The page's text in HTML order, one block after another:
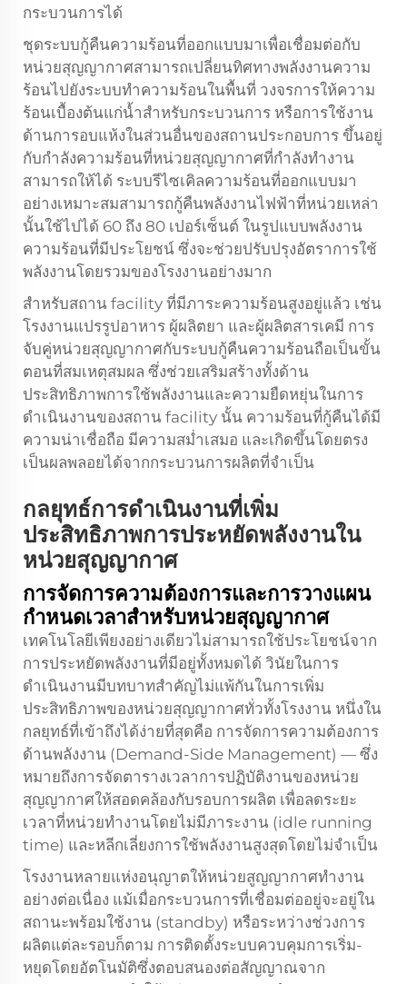
กระบวนการได้
ชุดระบบกู้คืนความร้อนที่ออกแบบมาเพื่อเชื่อมต่อกับ
หน่วยสุญญากาศสามารถเปลี่ยนทิศทางพลังงานความ
ร้อนไปยังระบบทำความร้อนในพื้นที่ วงจรการให้ความ
ร้อนเบื้องต้นแก่น้ำสำหรับกระบวนการ หรือการใช้งาน
ด้านการอบแห้งในส่วนอื่นของสถานประกอบการ ขึ้นอยู่
กับกำลังความร้อนที่หน่วยสุญญากาศที่กำลังทำงาน
สามารถให้ได้ ระบบรีไซเคิลความร้อนที่ออกแบบมา
อย่างเหมาะสมสามารถกู้คืนพลังงานไฟฟ้าที่หน่วยเหล่า
นั้นใช้ไปได้ 60 ถึง 80 เปอร์เซ็นต์ ในรูปแบบพลังงาน
ความร้อนที่มีประโยชน์ ซึ่งจะช่วยปรับปรุงอัตราการใช้
พลังงานโดยรวมของโรงงานอย่างมาก
สำหรับสถาน facility ที่มีภาระความร้อนสูงอยู่แล้ว เช่น
โรงงานแปรรูปอาหาร ผู้ผลิตยา และผู้ผลิตสารเคมี การ
จับคู่หน่วยสุญญากาศกับระบบกู้คืนความร้อนถือเป็นขั้น
ตอนที่สมเหตุสมผล ซึ่งช่วยเสริมสร้างทั้งด้าน
ประสิทธิภาพการใช้พลังงานและความยืดหยุ่นในการ
ดำเนินงานของสถาน facility นั้น ความร้อนที่กู้คืนได้มี
ความน่าเชื่อถือ มีความสม่ำเสมอ และเกิดขึ้นโดยตรง
เป็นผลพลอยได้จากกระบวนการผลิตที่จำเป็น
กลยุทธ์การดำเนินงานที่เพิ่ม
ประสิทธิภาพการประหยัดพลังงานใน
หน่วยสุญญากาศ
การจัดการความต้องการและการวางแผน
กำหนดเวลาสำหรับหน่วยสุญญากาศ
เทคโนโลยีเพียงอย่างเดียวไม่สามารถใช้ประโยชน์จาก
การประหยัดพลังงานที่มีอยู่ทั้งหมดได้ วินัยในการ
ดำเนินงานมีบทบาทสำคัญไม่แพ้กันในการเพิ่ม
ประสิทธิภาพของหน่วยสุญญากาศทั่วทั้งโรงงาน หนึ่งใน
กลยุทธ์ที่เข้าถึงได้ง่ายที่สุดคือ การจัดการความต้องการ
ด้านพลังงาน (Demand-Side Management) — ซึ่ง
หมายถึงการจัดตารางเวลาการปฏิบัติงานของหน่วย
สุญญากาศให้สอดคล้องกับรอบการผลิต เพื่อลดระยะ
เวลาที่หน่วยทำงานโดยไม่มีภาระงาน (idle running
time) และหลีกเลี่ยงการใช้พลังงานสูงสุดโดยไม่จำเป็น
โรงงานหลายแห่งอนุญาตให้หน่วยสูญญากาศทำงาน
อย่างต่อเนื่อง แม้เมื่อกระบวนการที่เชื่อมต่ออยู่จะอยู่ใน
สถานะพร้อมใช้งาน (standby) หรือระหว่างช่วงการ
ผลิตแต่ละรอบก็ตาม การติดตั้งระบบควบคุมการเริ่ม-
หยุดโดยอัตโนมัติซึ่งตอบสนองต่อสัญญาณจาก